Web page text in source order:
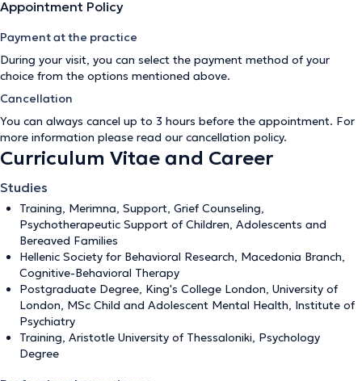
Appointment Policy
Payment at the practice
During your visit, you can select the payment method of your
choice from the options mentioned above.
Cancellation
You can always cancel up to 3 hours before the appointment. For
more information please read our cancellation policy.
Curriculum Vitae and Career
Studies
Training, Merimna, Support, Grief Counseling,
Psychotherapeutic Support of Children, Adolescents and
Bereaved Families
Hellenic Society for Behavioral Research, Macedonia Branch,
Cognitive-Behavioral Therapy
Postgraduate Degree, King's College London, University of
London, MSc Child and Adolescent Mental Health, Institute of
Psychiatry
Training, Aristotle University of Thessaloniki, Psychology
Degree